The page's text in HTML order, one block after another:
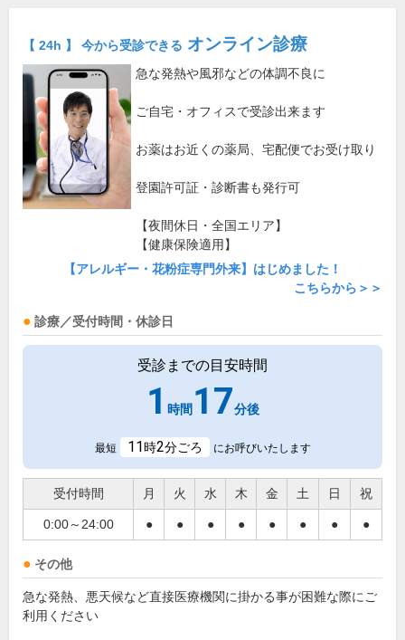
【 24h 】 今から受診できる オンライン診療
急な発熱や風邪などの体調不良に
ご自宅・オフィスで受診出来ます
お薬はお近くの薬局、宅配便でお受け取り
登園許可証・診断書も発行可
【夜間休日・全国エリア】
【健康保険適用】
【アレルギー・花粉症専門外来】はじめました！
こちらから＞＞
診療／受付時間・休診日
受診までの目安時間
1 時間17分後
最短 11時2分ごろ にお呼びいたします
受付時間 月 火 水 木 金 土 日 祝
0:00～24:00 ● ● ● ● ● ● ● ●
その他
急な発熱、悪天候など直接医療機関に掛かる事が困難な際にご
利用ください